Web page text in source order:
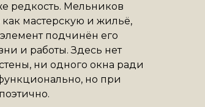
редкость. Мельников
мастерскую и жильё,
подчинён его
и работы. Здесь нет
ни одного окна ради
но при